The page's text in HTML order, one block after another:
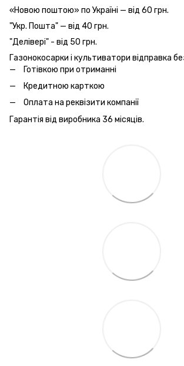
«Новою поштою» по Україні — від 60 грн.
"Укр. Пошта" — від 40 грн.
"Делівері" - від 50 грн.
Газонокосарки і культиватори відправка
Готівкою при отриманні
Кредитною карткою
Оплата на реквізити компанії
Гарантія від виробника 36 місяців.